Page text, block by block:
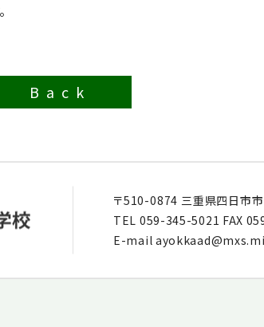
Back
〒510-0874 三重県四日市
TEL 059-345-5021 FAX
E-mail